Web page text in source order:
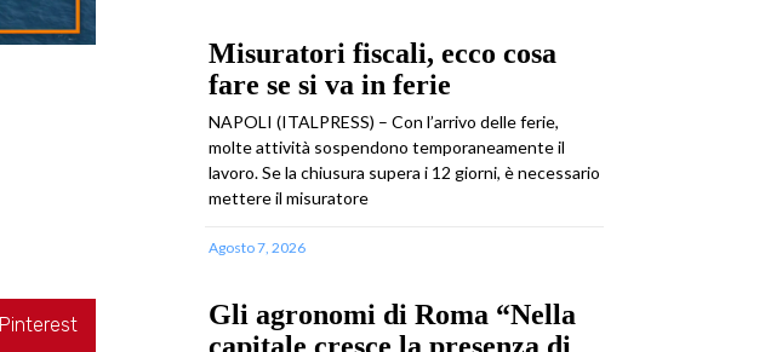
Pinterest
Misuratori fiscali, ecco cosa
fare se si va in ferie
NAPOLI (ITALPRESS) – Con l’arrivo delle ferie,
molte attività sospendono temporaneamente il
lavoro. Se la chiusura supera i 12 giorni, è necessario
mettere il misuratore
Agosto 7, 2026
Gli agronomi di Roma “Nella